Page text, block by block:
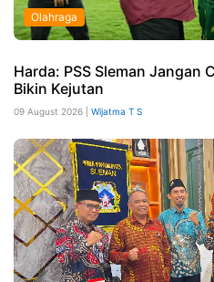
Olahraga
Harda: PSS Sleman Jangan
Bikin Kejutan
09 August 2026 | Wijatma T S